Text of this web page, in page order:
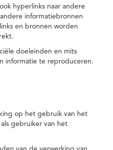
hyperlinks naar andere
informatiebronnen
en bronnen worden
doeleinden en mits
informatie te reproduceren.
op het gebruik van het
gebruiker van het